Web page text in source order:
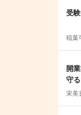
受
稲葉
開
守
宋美